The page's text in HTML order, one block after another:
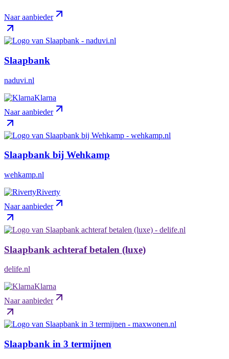
Naar aanbieder
Slaapbank
naduvi.nl
Klarna
Naar aanbieder
Slaapbank bij Wehkamp
wehkamp.nl
Riverty
Naar aanbieder
Slaapbank achteraf betalen (luxe)
delife.nl
Klarna
Naar aanbieder
Slaapbank in 3 termijnen